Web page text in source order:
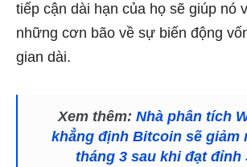
tiếp cận dài hạn của họ sẽ giúp nó
những cơn bão về sự biến động
gian dài.
Xem thêm: Nhà phân tích
khẳng định Bitcoin sẽ giảm
tháng 3 sau khi đạt đỉnh